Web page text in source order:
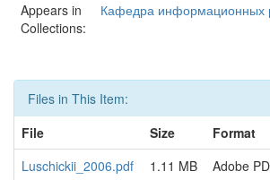
Appears in
Collections:
Кафедра информационных
Files in This Item:
File
Size
Format
Luschickii_2006.pdf
1.11 MB Adobe